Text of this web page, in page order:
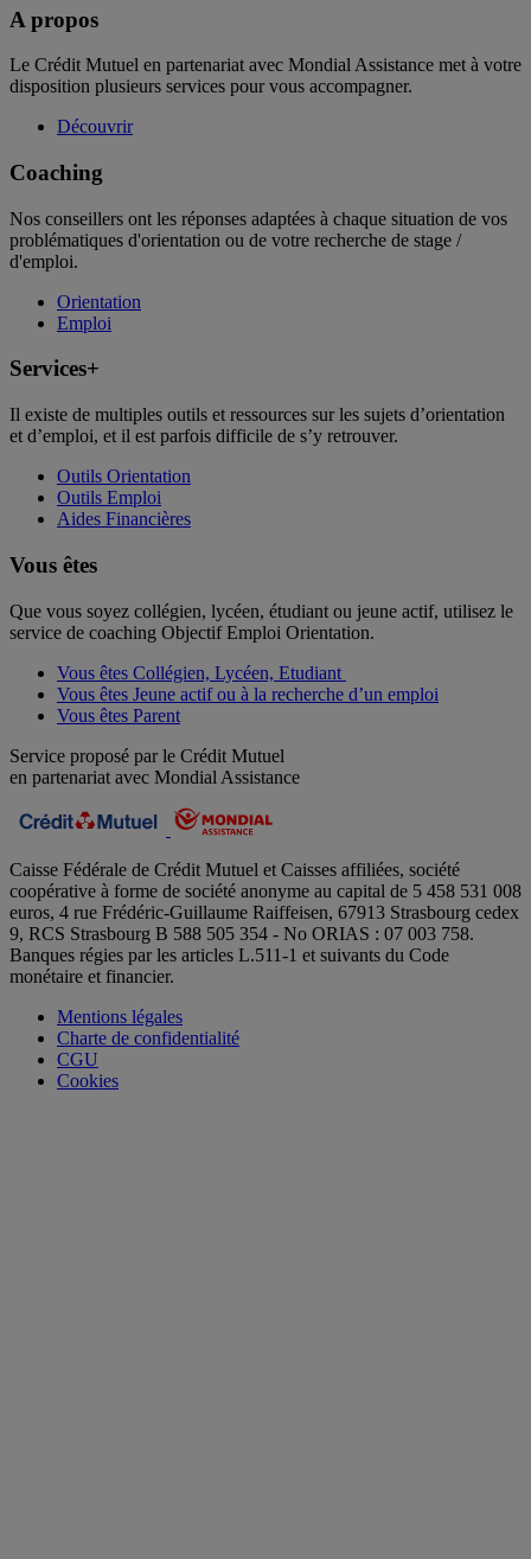
A propos
Le Crédit Mutuel en partenariat avec Mondial Assistance met à votre
disposition plusieurs services pour vous accompagner.
Découvrir
Coaching
Nos conseillers ont les réponses adaptées à chaque situation de vos
problématiques d'orientation ou de votre recherche de stage /
d'emploi.
Orientation
Emploi
Services+
Il existe de multiples outils et ressources sur les sujets d’orientation
et d’emploi, et il est parfois difficile de s’y retrouver.
Outils Orientation
Outils Emploi
Aides Financières
Vous êtes
Que vous soyez collégien, lycéen, étudiant ou jeune actif, utilisez le
service de coaching Objectif Emploi Orientation.
Vous êtes Collégien, Lycéen, Etudiant
Vous êtes Jeune actif ou à la recherche d’un emploi
Vous êtes Parent
Service proposé par le Crédit Mutuel
en partenariat avec Mondial Assistance
Caisse Fédérale de Crédit Mutuel et Caisses affiliées, société
coopérative à forme de société anonyme au capital de 5 458 531 008
euros, 4 rue Frédéric-Guillaume Raiffeisen, 67913 Strasbourg cedex
9, RCS Strasbourg B 588 505 354 - No ORIAS : 07 003 758.
Banques régies par les articles L.511-1 et suivants du Code
monétaire et financier.
Mentions légales
Charte de confidentialité
CGU
Cookies